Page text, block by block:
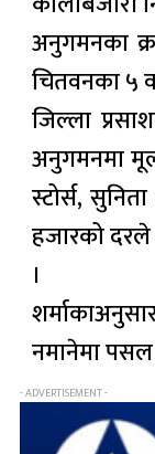
अनुगमनका
चितवनका ५
जिल्ला
अनुगमनमा
स्टोर्स,
हजारको दरले
।
नमानेमा पसल
- ADVERTISEMENT -